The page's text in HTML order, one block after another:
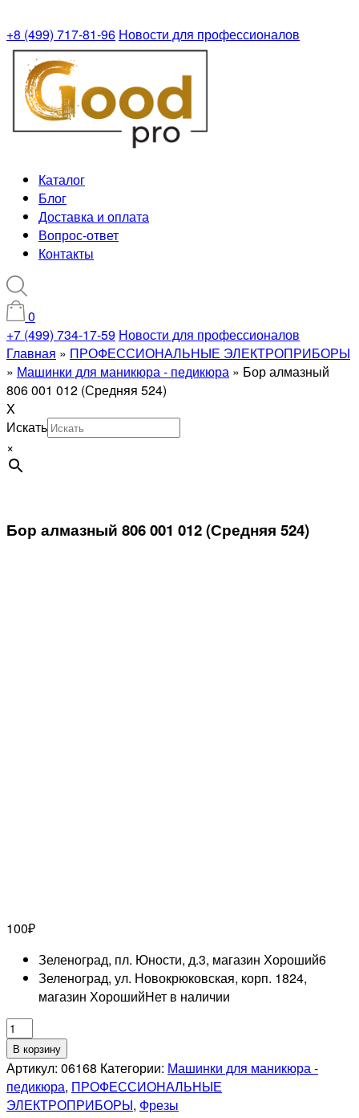
+8 (499) 717-81-96 Новости для профессионалов
Каталог
Блог
Доставка и оплата
Вопрос-ответ
Контакты
0
+7 (499) 734-17-59 Новости для профессионалов
Главная » ПРОФЕССИОНАЛЬНЫЕ ЭЛЕКТРОПРИБОРЫ
» Машинки для маникюра - педикюра » Бор алмазный
806 001 012 (Средняя 524)
X
Искать
×
Бор алмазный 806 001 012 (Средняя 524)
100₽
Зеленоград, пл. Юности, д.3, магазин Хороший6
Зеленоград, ул. Новокрюковская, корп. 1824,
магазин ХорошийНет в наличии
Количество
товара
Бор
алмазный
806
В корзину
Артикул: 06168 Категории: Машинки для маникюра -
педикюра, ПРОФЕССИОНАЛЬНЫЕ
ЭЛЕКТРОПРИБОРЫ, Фрезы